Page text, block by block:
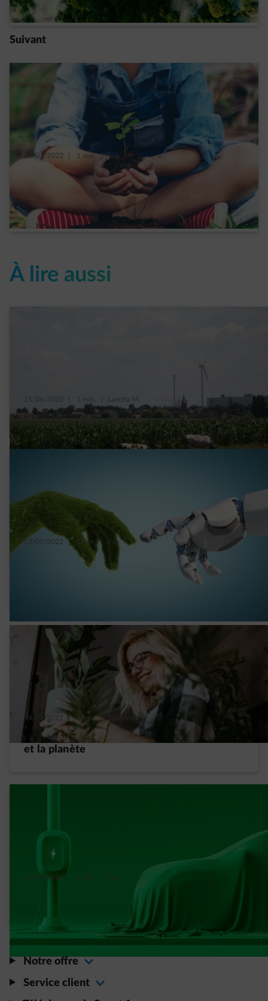
Read more
Suivant
02/01/2023 1 min. | Eva
Biodiversité : 5 actions positives pour le «
Read more
À lire aussi
15/06/2020 1 min. Laetitia M.
Bienvenue à l’intérieur d’une éolienne…
13/09/2022 | 1 min. | Eva
Low-tech : la technologie peut-elle être
durable, au service de la planète et de
14/01/2022 | 1 min. | Suzanne M.
4 résolutions simples et positives pour vous
et la planète
14/07/2022 1 min. Eva
La voiture électrique, « ami » ou « ennemi »
Notre offre
Service client